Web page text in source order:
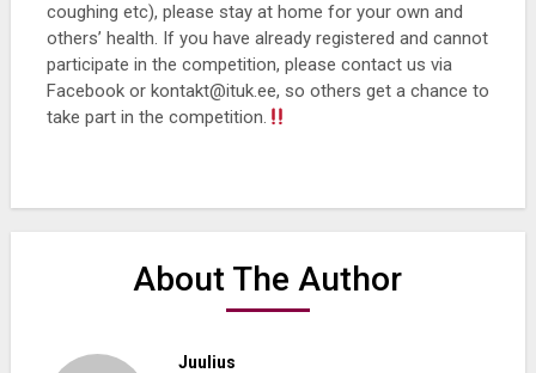
coughing etc), please stay at home for your own and
others’ health. If you have already registered and cannot
participate in the competition, please contact us via
Facebook or kontakt@ituk.ee, so others get a chance to
take part in the competition.
About The Author
Juulius